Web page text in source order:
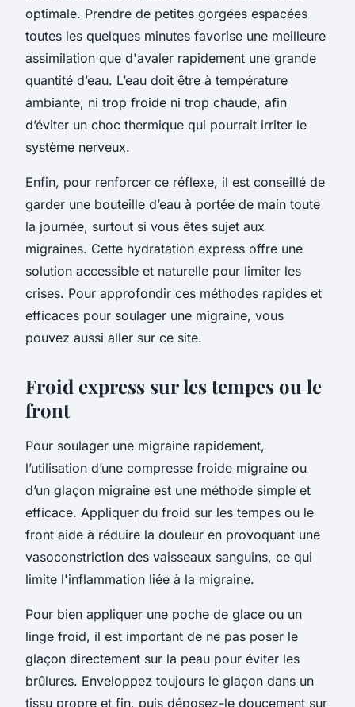
optimale. Prendre de petites gorgées espacées
toutes les quelques minutes favorise une meilleure
assimilation que d'avaler rapidement une grande
quantité d’eau. L’eau doit être à température
ambiante, ni trop froide ni trop chaude, afin
d’éviter un choc thermique qui pourrait irriter le
système nerveux.
Enfin, pour renforcer ce réflexe, il est conseillé de
garder une bouteille d’eau à portée de main toute
la journée, surtout si vous êtes sujet aux
migraines. Cette hydratation express offre une
solution accessible et naturelle pour limiter les
crises. Pour approfondir ces méthodes rapides et
efficaces pour soulager une migraine, vous
pouvez aussi aller sur ce site.
Froid express sur les tempes ou le
front
Pour soulager une migraine rapidement,
l’utilisation d’une compresse froide migraine ou
d’un glaçon migraine est une méthode simple et
efficace. Appliquer du froid sur les tempes ou le
front aide à réduire la douleur en provoquant une
vasoconstriction des vaisseaux sanguins, ce qui
limite l'inflammation liée à la migraine.
Pour bien appliquer une poche de glace ou un
linge froid, il est important de ne pas poser le
glaçon directement sur la peau pour éviter les
brûlures. Enveloppez toujours le glaçon dans un
tissu propre et fin, puis déposez-le doucement sur